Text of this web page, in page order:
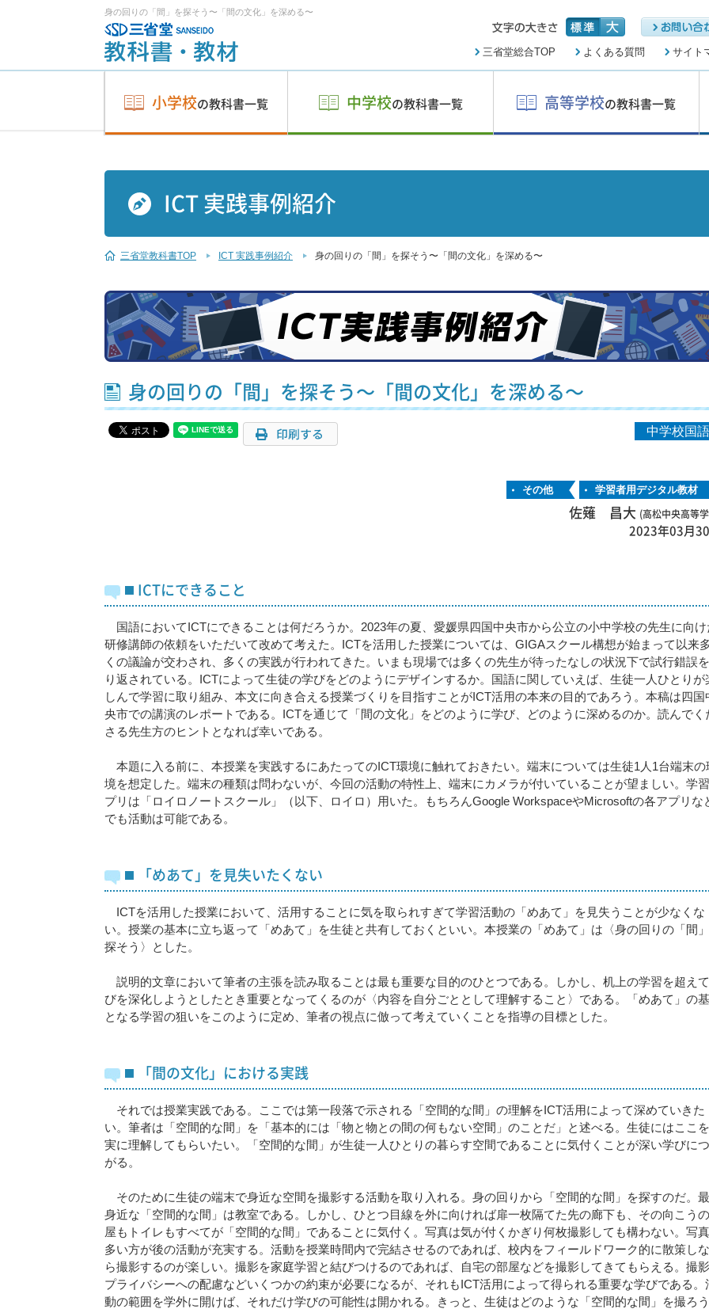
身の回りの「間」を探そう〜「間の文化」を深める〜
三省堂総合TOP よくある質問 サイト
小学校の教科書一覧 中学校の教科書一覧 高等学校の教科書一覧
ICT 実践事例紹介
三省堂教科書TOP ICT 実践事例紹介 身の回りの「間」を探そう〜「間の文化」を深める〜
身の回りの「間」を探そう〜「間の文化」を深める〜
中学校国語
その他 学習者用デジタル教材
佐薙 昌大 (高松中央高等
2023年03月30
◼️ ICTにできること
国語においてICTにできることは何だろうか。2023年の夏、愛媛県四国中央市から公立の小中学校の先生に向け
研修講師の依頼をいただいて改めて考えた。ICTを活用した授業については、GIGAスクール構想が始まって以来
くの議論が交わされ、多くの実践が行われてきた。いまも現場では多くの先生が待ったなしの状況下で試行錯誤
り返されている。ICTによって生徒の学びをどのようにデザインするか。国語に関していえば、生徒一人ひとりが
しんで学習に取り組み、本文に向き合える授業づくりを目指すことがICT活用の本来の目的であろう。本稿は四国
央市での講演のレポートである。ICTを通じて「間の文化」をどのように学び、どのように深めるのか。読んでく
さる先生方のヒントとなれば幸いである。
本題に入る前に、本授業を実践するにあたってのICT環境に触れておきたい。端末については生徒1人1台端末の
境を想定した。端末の種類は問わないが、今回の活動の特性上、端末にカメラが付いていることが望ましい。学
プリは「ロイロノートスクール」（以下、ロイロ）用いた。もちろんGoogle WorkspaceやMicrosoftの各アプリな
でも活動は可能である。
◼️ 「めあて」を見失いたくない
ICTを活用した授業において、活用することに気を取られすぎて学習活動の「めあて」を見失うことが少なくな
い。授業の基本に立ち返って「めあて」を生徒と共有しておくといい。本授業の「めあて」は〈身の回りの「間
探そう〉とした。
説明的文章において筆者の主張を読み取ることは最も重要な目的のひとつである。しかし、机上の学習を超え
びを深化しようとしたとき重要となってくるのが〈内容を自分ごととして理解すること〉である。「めあて」の
となる学習の狙いをこのように定め、筆者の視点に倣って考えていくことを指導の目標とした。
◼️ 「間の文化」における実践
それでは授業実践である。ここでは第一段落で示される「空間的な間」の理解をICT活用によって深めていきた
い。筆者は「空間的な間」を「基本的には「物と物との間の何もない空間」のことだ」と述べる。生徒にはここ
実に理解してもらいたい。「空間的な間」が生徒一人ひとりの暮らす空間であることに気付くことが深い学びに
がる。
そのために生徒の端末で身近な空間を撮影する活動を取り入れる。身の回りから「空間的な間」を探すのだ。
身近な「空間的な間」は教室である。しかし、ひとつ目線を外に向ければ扉一枚隔てた先の廊下も、その向こう
屋もトイレもすべてが「空間的な間」であることに気付く。写真は気が付くかぎり何枚撮影しても構わない。写
多い方が後の活動が充実する。活動を授業時間内で完結させるのであれば、校内をフィールドワーク的に散策し
ら撮影するのが楽しい。撮影を家庭学習と結びつけるのであれば、自宅の部屋などを撮影してきてもらえる。撮
プライバシーへの配慮などいくつかの約束が必要になるが、それもICT活用によって得られる重要な学びである。
動の範囲を学外に開けば、それだけ学びの可能性は開かれる。きっと、生徒はどのような「空間的な間」を撮ろ